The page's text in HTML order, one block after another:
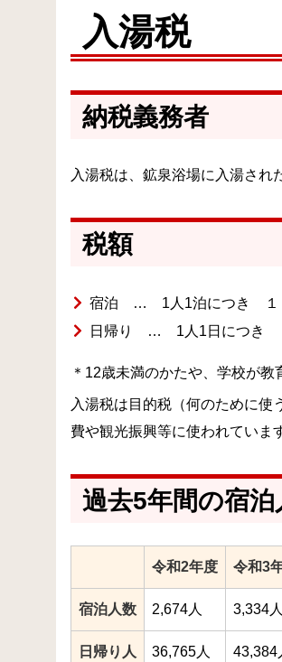
入湯税
納税義務者
入湯税は、鉱泉浴場に入湯され
税額
宿泊 … 1人1泊につき １
日帰り … 1人1日につき
＊12歳未満のかたや、学校が
入湯税は目的税（何のために使
費や観光振興等に使われていま
過去5年間の宿
令和2年度 令和3
宿泊人数 2,674人 3,334人
日帰り人 36,765人 43,384